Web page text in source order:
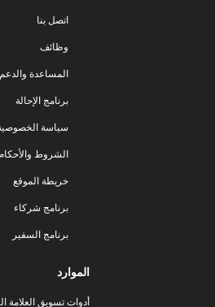
اتصل بنا
وظائف
المساعدة والدعم
برنامج الإحالة
سياسة
الشروط والأحكام
خريطة الموقع
برنامج شركاء
برنامج السفير
الموارد
أدوات تسويق العلامة